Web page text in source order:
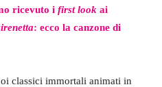
ricevuto i first look ai
: ecco la canzone di
classici immortali animati in